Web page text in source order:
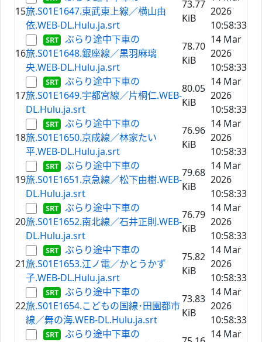
15旅.S01E1647.東武東上線／横山由
依.WEB-DL.Hulu.ja.srt
73.77
KiB
2026
10:58:33
16
ぶらり途中下車の
旅.S01E1648.銀座線／黒羽麻璃
央.WEB-DL.Hulu.ja.srt
78.70
KiB
14 Mar
2026
10:58:33
17
ぶらり途中下車の
旅.S01E1649.宇都宮線／片桐仁.WEB-
DL.Hulu.ja.srt
80.05
KiB
14 Mar
2026
10:58:33
18
ぶらり途中下車の
旅.S01E1650.京成線／林家たい
平.WEB-DL.Hulu.ja.srt
76.96
KiB
14 Mar
2026
10:58:33
19
ぶらり途中下車の
旅.S01E1651.京急線／松下由樹.WEB-
DL.Hulu.ja.srt
79.68
KiB
14 Mar
2026
10:58:33
20
ぶらり途中下車の
旅.S01E1652.南北線／石井正則.WEB-
DL.Hulu.ja.srt
76.79
KiB
14 Mar
2026
10:58:33
21
ぶらり途中下車の
旅.S01E1653.江ノ電／かとうかず
子.WEB-DL.Hulu.ja.srt
75.82
KiB
14 Mar
2026
10:58:33
22
ぶらり途中下車の
旅.S01E1654.こどもの国線･田園都市
線／舞の海.WEB-DL.Hulu.ja.srt
73.83
KiB
14 Mar
2026
10:58:33
ぶらり途中下車の
14 Mar